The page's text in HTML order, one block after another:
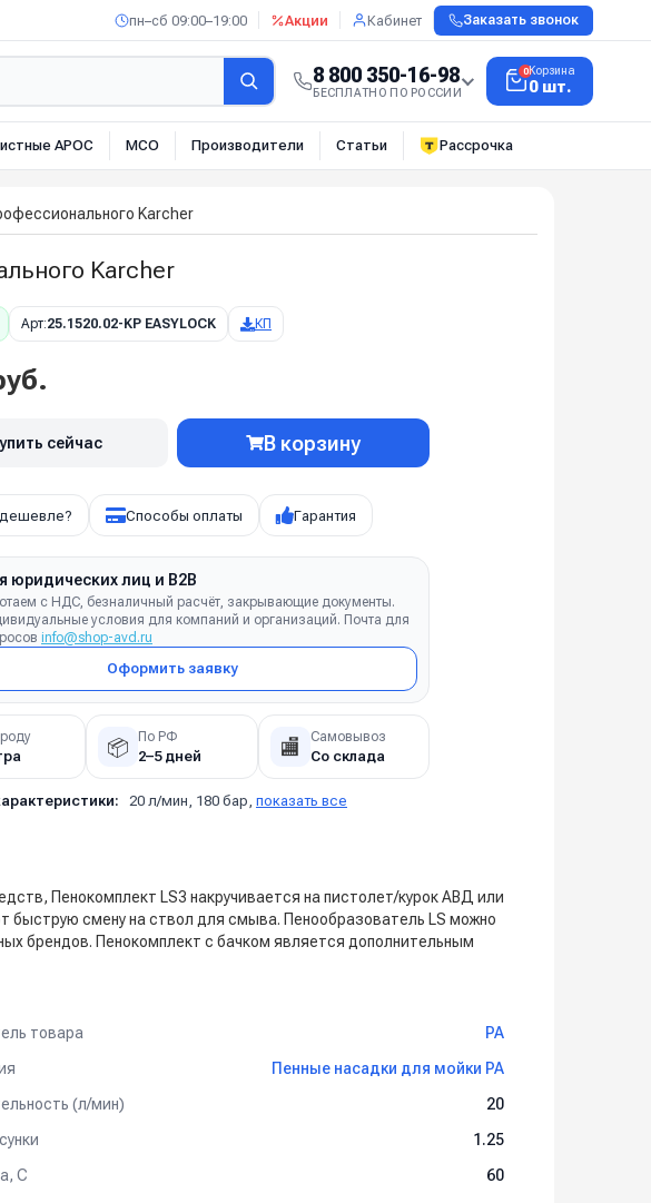
пн–сб 09:00–19:00 Акции Кабинет Заказать звонок
8 800 350-16-98
БЕСПЛАТНО ПО РОССИИ
0Корзина
0 шт.
АРОС МСО Производители Статьи Рассрочка
Karcher
Karcher
Арт:25.1520.02-KP EASYLOCK КП
сейчас В корзину
Способы оплаты Гарантия
юридических лиц и B2B
с НДС, безналичный расчёт, закрывающие документы.
условия для компаний и организаций. Почта для
info@shop-avd.ru
Оформить заявку
📦 По РФ
2–5 дней 🏬 Самовывоз
Со склада
20 л/мин, 180 бар, показать все
Пенокомплект LS3 накручивается на пистолет/курок АВД или
смену на ствол для смыва. Пенообразователь LS можно
брендов. Пенокомплект с бачком является дополнительным
товара
PA
Пенные насадки для мойки PA
(л/мин)
20
1.25
C
60